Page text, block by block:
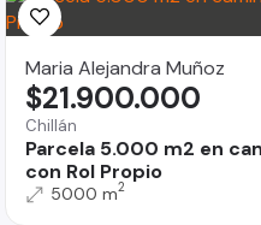
Maria Alejandra Muñoz
Chillán
Parcela 5.000 m2 en
con Rol Propio
$21.900.000
5000 m2